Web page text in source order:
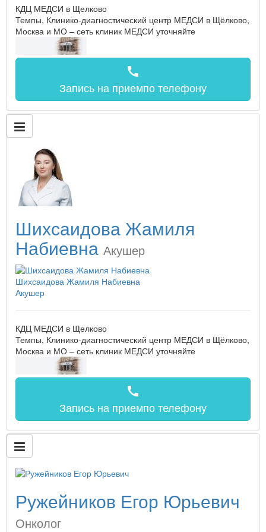
КДЦ МЕДСИ в Щелково
Темпы, Клинико-диагностический центр МЕДСИ в Щёлково,
Москва и МО – сеть клиник МЕДСИ уточняйте
call
Запись на приемпо телефону
Шихсаидова Жамиля
Набиевна Акушер
Шихсаидова Жамиля Набиевна
Акушер
КДЦ МЕДСИ в Щелково
Темпы, Клинико-диагностический центр МЕДСИ в Щёлково,
Москва и МО – сеть клиник МЕДСИ уточняйте
call
Запись на приемпо телефону
Ружейников Егор Юрьевич
Онколог